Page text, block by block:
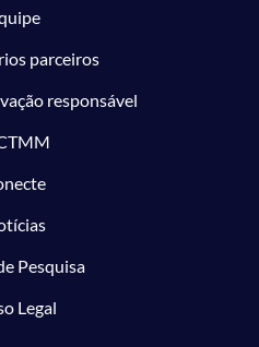
parceiros
responsável
Pesquisa
Legal